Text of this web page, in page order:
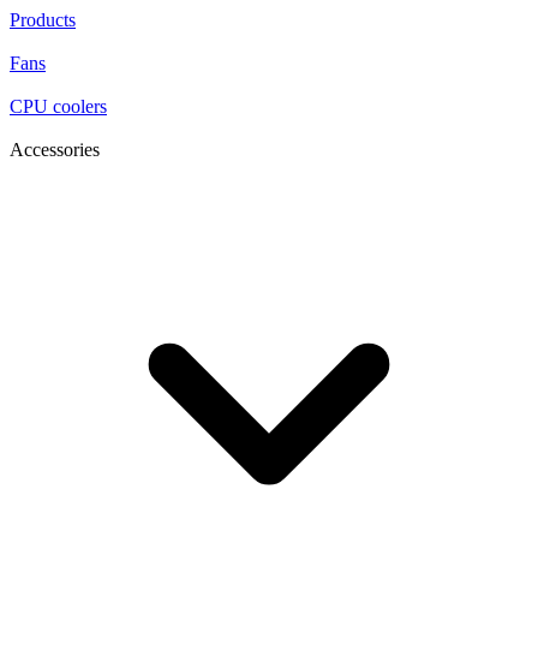
Products
Fans
CPU coolers
Accessories